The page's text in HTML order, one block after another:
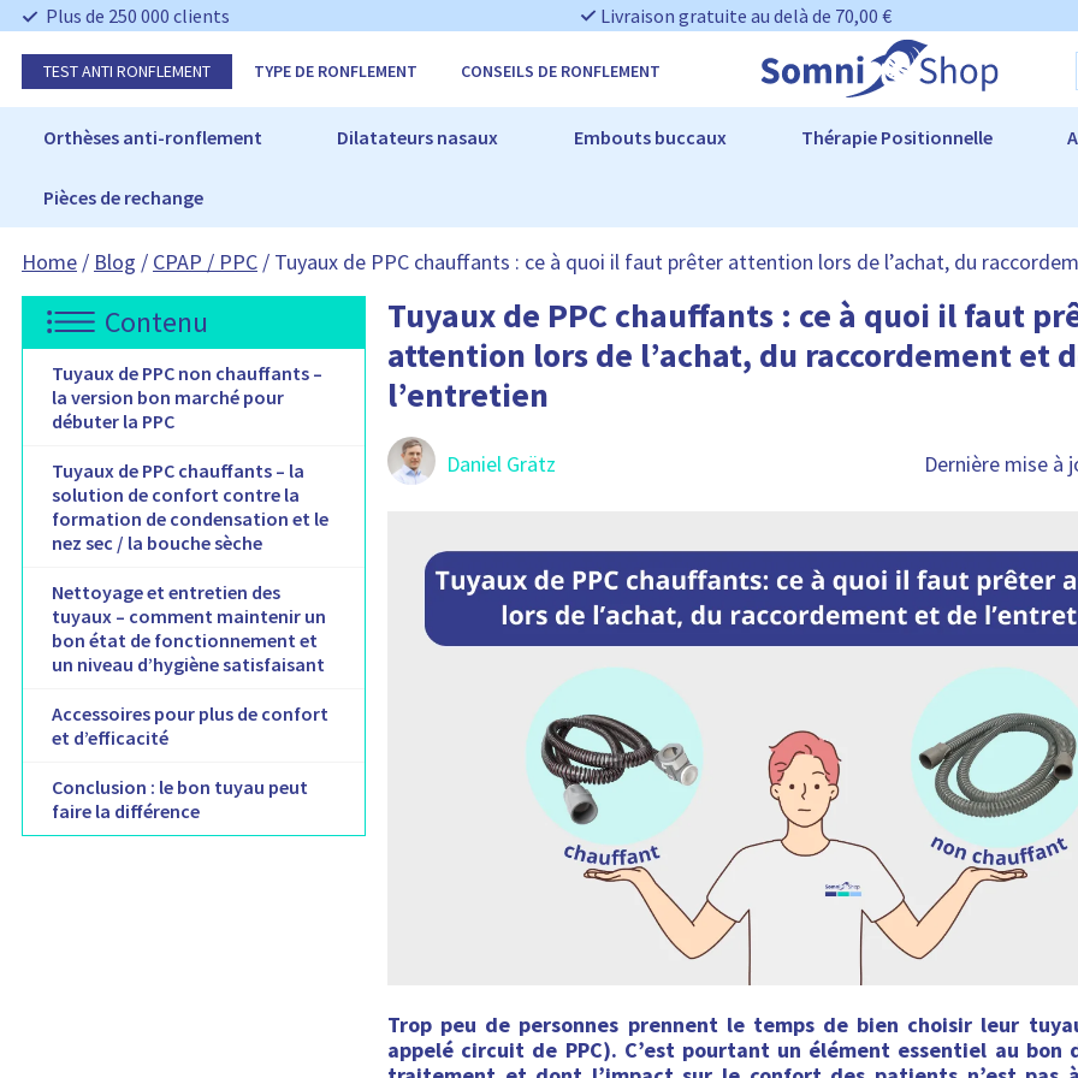
g
r
Plus de 250 000 clients Livraison gratuite au delà de 70,00 €
TEST ANTI RONFLEMENT TYPE DE RONFLEMENT CONSEILS DE RONFLEMENT
Orthèses anti-ronflement Dilatateurs nasaux Embouts buccaux Thérapie Positionnelle
Pièces de rechange
Home / Blog / CPAP / PPC / Tuyaux de PPC chauffants : ce à quoi il faut prêter attention lors de l’achat, du
Contenu
Tuyaux de PPC non chauffants –
la version bon marché pour
débuter la PPC
Tuyaux de PPC chauffants – la
solution de confort contre la
formation de condensation et le
nez sec / la bouche sèche
Nettoyage et entretien des
tuyaux – comment maintenir un
bon état de fonctionnement et
un niveau d’hygiène satisfaisant
Accessoires pour plus de confort
et d’efficacité
Conclusion : le bon tuyau peut
faire la différence
Tuyaux de PPC chauffants : ce à quoi il faut
attention lors de l’achat, du raccordement et
l’entretien
Daniel Grätz Dernière mise à
Trop peu de personnes prennent le temps de bien choisir leur
appelé circuit de PPC). C’est pourtant un élément essentiel au bon